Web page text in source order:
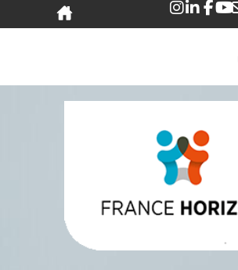
Panneau de gestion des cookies